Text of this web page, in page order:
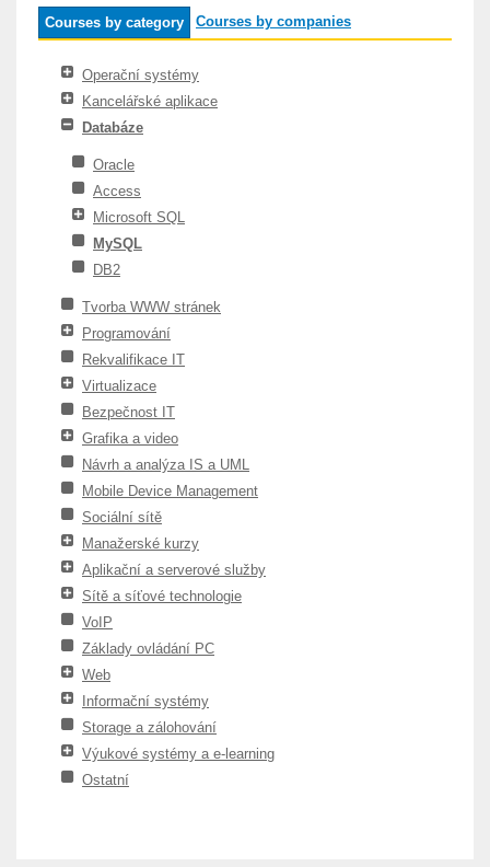
Courses by category Courses by companies
Operační systémy
Kancelářské aplikace
Databáze
Oracle
Access
Microsoft SQL
MySQL
DB2
Tvorba WWW stránek
Programování
Rekvalifikace IT
Virtualizace
Bezpečnost IT
Grafika a video
Návrh a analýza IS a UML
Mobile Device Management
Sociální sítě
Manažerské kurzy
Aplikační a serverové služby
Sítě a síťové technologie
VoIP
Základy ovládání PC
Web
Informační systémy
Storage a zálohování
Výukové systémy a e-learning
Ostatní